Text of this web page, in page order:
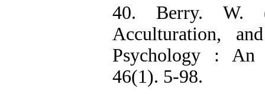
40. Berry. W.
Acculturation,
Psychology : An
46(1). 5-98.